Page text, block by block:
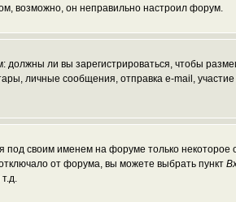
возможно, он неправильно настроил форум.
должны ли вы зарегистрироваться, чтобы
личные сообщения, отправка e-mail, участие
под своим именем на форуме только некоторое
от форума, вы можете выбрать пункт